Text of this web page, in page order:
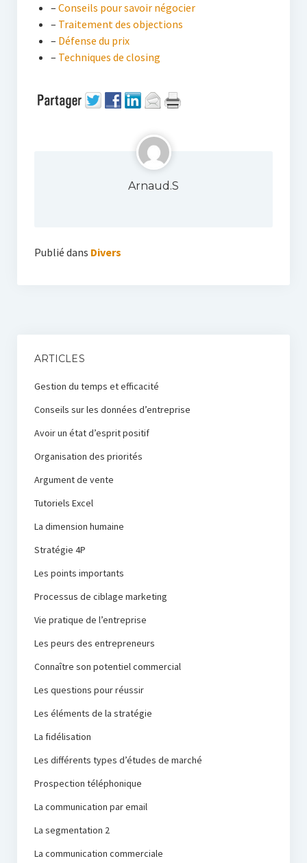
– Conseils pour savoir négocier
– Traitement des objections
– Défense du prix
– Techniques de closing
Arnaud.S
Publié dans Divers
ARTICLES
Gestion du temps et efficacité
Conseils sur les données d’entreprise
Avoir un état d’esprit positif
Organisation des priorités
Argument de vente
Tutoriels Excel
La dimension humaine
Stratégie 4P
Les points importants
Processus de ciblage marketing
Vie pratique de l’entreprise
Les peurs des entrepreneurs
Connaître son potentiel commercial
Les questions pour réussir
Les éléments de la stratégie
La fidélisation
Les différents types d’études de marché
Prospection téléphonique
La communication par email
La segmentation 2
La communication commerciale